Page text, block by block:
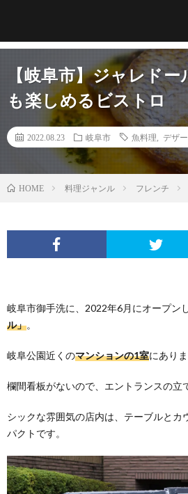
【岐阜市】ジャレド
も楽しめるビストロ
2022.08.23 岐阜市 魚料理 デザー
HOME 料理ジャンル フレンチ
岐阜市御手洗に、2022年6月にオープン
ル」。
岐阜公園近くのマンションの1室にありま
欄間看板がないので、エントランスの立
シックな雰囲気の店内は、テーブルとカ
パクトです。